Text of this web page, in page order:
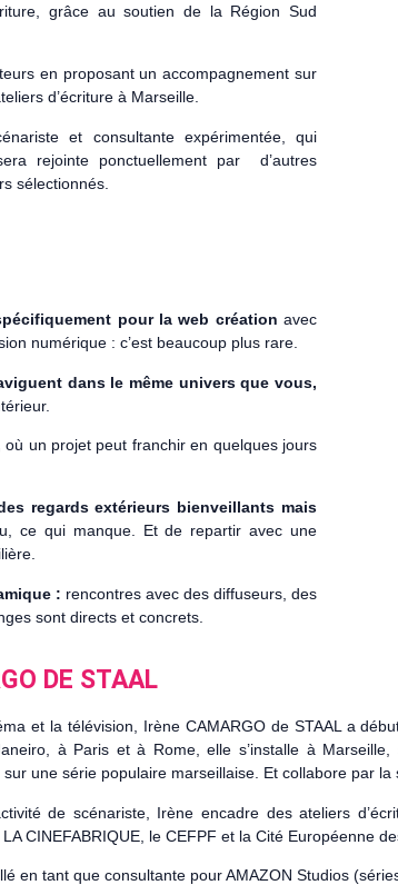
grâce au soutien de la Région Sud
en proposant un accompagnement sur
d’écriture à Marseille.
et consultante expérimentée, qui
rejointe ponctuellement par d’autres
sélectionnés.
pour la web création avec
numérique : c’est beaucoup plus rare.
dans le même univers que vous,
où un projet peut franchir en quelques jours
regards extérieurs bienveillants mais
ce qui manque. Et de repartir avec une
: rencontres avec des diffuseurs, des
sont directs et concrets.
DE STAAL
et la télévision, Irène CAMARGO de STAAL a
à Paris et à Rome, elle s’installe à
sur une série populaire marseillaise. Et collabore par
de scénariste, Irène encadre des ateliers
CINEFABRIQUE, le CEFPF et la Cité Européenne
en tant que consultante pour AMAZON Studios